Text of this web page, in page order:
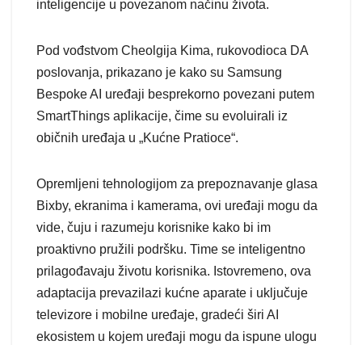
inteligencije u povezanom načinu života.
Pod vođstvom Cheolgija Kima, rukovodioca DA
poslovanja, prikazano je kako su Samsung
Bespoke AI uređaji besprekorno povezani putem
SmartThings aplikacije, čime su evoluirali iz
običnih uređaja u „Kućne Pratioce“.
Opremljeni tehnologijom za prepoznavanje glasa
Bixby, ekranima i kamerama, ovi uređaji mogu da
vide, čuju i razumeju korisnike kako bi im
proaktivno pružili podršku. Time se inteligentno
prilagođavaju životu korisnika. Istovremeno, ova
adaptacija prevazilazi kućne aparate i uključuje
televizore i mobilne uređaje, gradeći širi AI
ekosistem u kojem uređaji mogu da ispune ulogu